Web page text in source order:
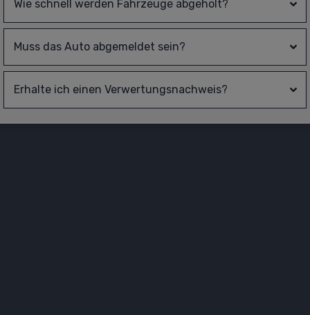
Wie schnell werden Fahrzeuge abgeholt?
Muss das Auto abgemeldet sein?
Erhalte ich einen Verwertungsnachweis?